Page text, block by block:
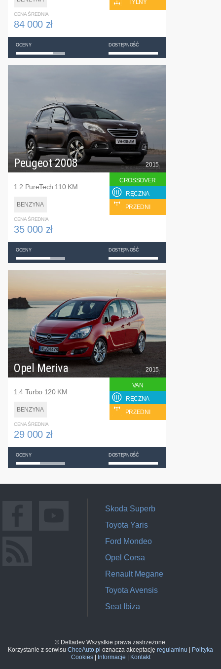
TYLNY
CENA ŚREDNIA
84 000 zł
OCENY DOSTĘPNOŚĆ
Peugeot 2008
1.2 PureTech 110 KM
BENZYNA
2015
CROSSOVER
RĘCZNA
PRZEDNI
CENA ŚREDNIA
35 000 zł
OCENY DOSTĘPNOŚĆ
Opel Meriva
1.4 Turbo 120 KM
BENZYNA
2015
VAN
RĘCZNA
PRZEDNI
CENA ŚREDNIA
29 000 zł
OCENY DOSTĘPNOŚĆ
Skoda Superb
Toyota Yaris
Ford Mondeo
Opel Corsa
Renault Megane
Toyota Avensis
Seat Ibiza
© Deltadev Wszystkie prawa zastrzeżone.
Korzystanie z serwisu ChceAuto.pl oznacza akceptację regulaminu | Polityka
Cookies| Informacje | Kontakt